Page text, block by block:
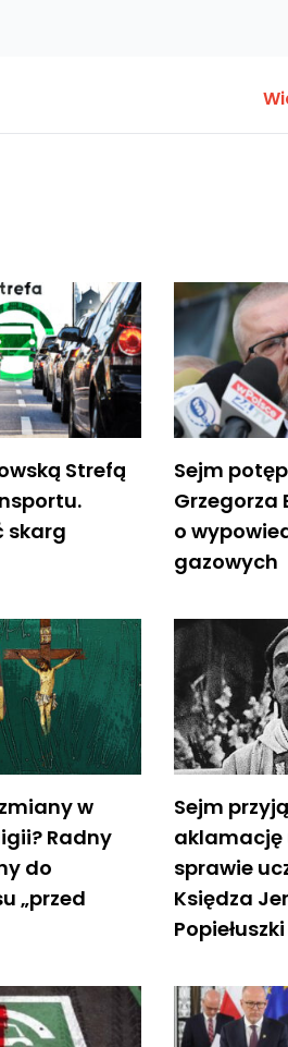
Strefą
skarg
Sejm
Grzegorza
o
gazowych
w
Radny
do
„przed
Sejm
aklamację
sprawie
Księdza
Popiełuszki